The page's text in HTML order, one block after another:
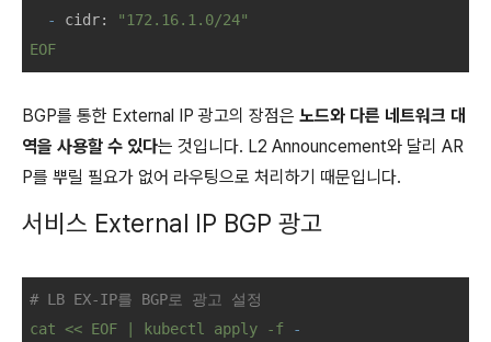
-
cidr:
"172.16.1.0/24"
EOF
BGP를 통한 External IP 광고의 장점은 노드와 다른 네트워크 대
역을 사용할 수 있다는 것입니다. L2 Announcement와 달리 AR
P를 뿌릴 필요가 없어 라우팅으로 처리하기 때문입니다.
서비스 External IP BGP 광고
# LB EX-IP를 BGP로 광고 설정
cat << EOF kubectl apply -f
-